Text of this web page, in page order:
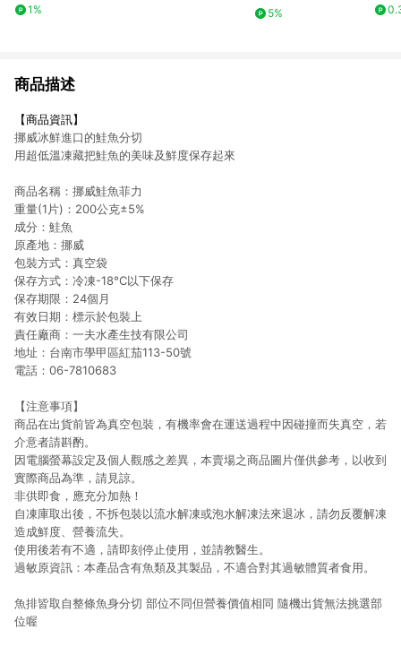
1%
5%
商品描述
【商品資訊】
挪威冰鮮進口的鮭魚分切
用超低溫凍藏把鮭魚的美味及鮮度保存起來
商品名稱：挪威鮭魚菲力
重量(1片)：200公克±5%
成分：鮭魚
原產地：挪威
包裝方式：真空袋
保存方式：冷凍-18°C以下保存
保存期限：24個月
有效日期：標示於包裝上
責任廠商：一夫水產生技有限公司
地址：台南市學甲區紅茄113-50號
電話：06-7810683
【注意事項】
商品在出貨前皆為真空包裝，有機率會在運送過程中因碰撞而失真空，若
介意者請斟酌。
因電腦螢幕設定及個人觀感之差異，本賣場之商品圖片僅供參考，以收到
實際商品為準，請見諒。
非供即食，應充分加熱！
自凍庫取出後，不拆包裝以流水解凍或泡水解凍法來退冰，請勿反覆解凍
造成鮮度、營養流失。
使用後若有不適，請即刻停止使用，並請教醫生。
過敏原資訊：本產品含有魚類及其製品，不適合對其過敏體質者食用。
魚排皆取自整條魚身分切 部位不同但營養價值相同 隨機出貨無法挑選部
位喔